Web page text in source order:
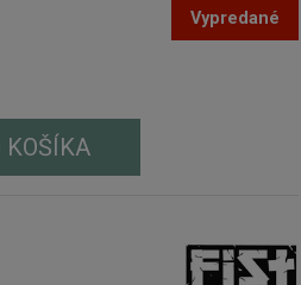
Vypredané
KOŠÍKA